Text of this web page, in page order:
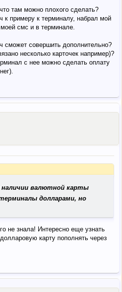
там можно плохого сделать?
к примеру к терминалу, набрал мой
смс и в терминале.
сможет совершить дополнительно?
несколько карточек например)?
с нее можно сделать оплату
наличии валютной карты
долларами, но
не знала! Интересно еще узнать
карту пополнять через